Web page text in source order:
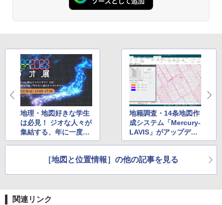
地理・地図好きな学生
は必見！ ジオな人々が
集結する、年に一度の
展示会「ジオ展」4月2
地籍調査・14条地図作
成システム「Mercury-
LAVIS」がアップデー
ト～福井コンピュータ
［地図と位置情報］の他の記事を見る
関連リンク